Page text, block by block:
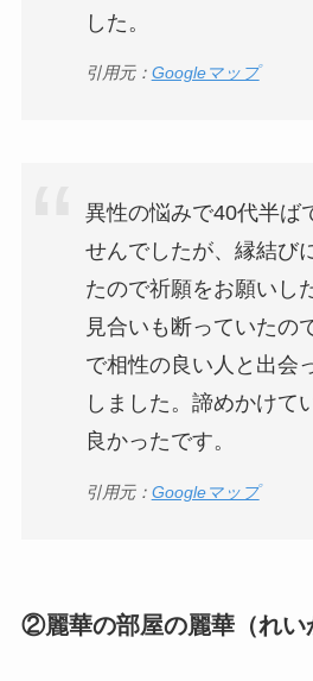
した。
引用元： Googleマップ
異性の悩みで40代半ば
せんでしたが、縁結び
たので祈願をお願いし
見合いも断っていたの
で相性の良い人と出会
しました。諦めかけて
良かったです。
引用元： Googleマップ
②麗華の部屋の麗華（れい